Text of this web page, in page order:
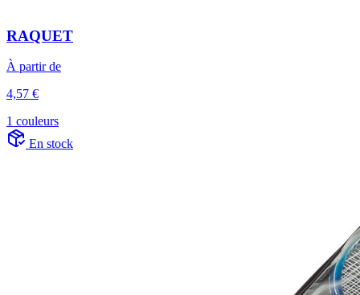
RAQUET
À partir de
4,57 €
1 couleurs
En stock